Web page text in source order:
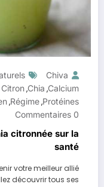
Chiva
Calcium
,
Chia
,
Citron
Protéines
,
Régime
,
0 Commentaires
citronnée sur la
santé
votre meilleur allié
découvrir tous ses…